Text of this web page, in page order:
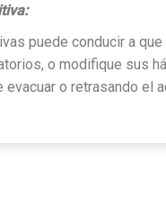
puede conducir a que
o modifique sus
o retrasando el